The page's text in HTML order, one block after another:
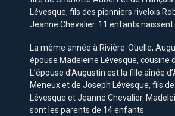
Lévesque, fils des pionniers rivelois
Jeanne Chevalier. 11 enfants naissent
La même année à Rivière-Ouelle,
épouse Madeleine Lévesque, cousine
L’épouse d’Augustin est la fille aînée
Meneux et de Joseph Lévesque, fils
Lévesque et Jeanne Chevalier.
sont les parents de 14 enfants.